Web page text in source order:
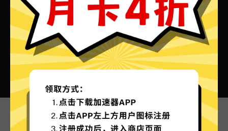
蚂蚁加速器VPN的特色